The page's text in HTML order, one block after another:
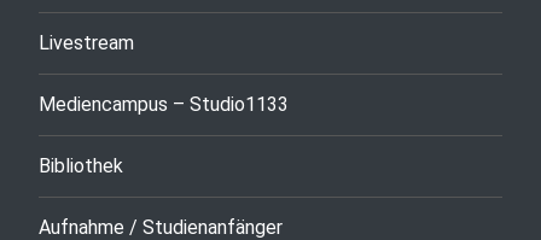
Livestream
Mediencampus – Studio1133
Bibliothek
Aufnahme / Studienanfänger